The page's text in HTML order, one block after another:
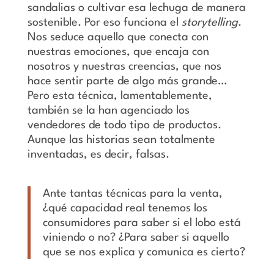
sandalias o cultivar esa lechuga de manera
sostenible. Por eso funciona el storytelling.
Nos seduce aquello que conecta con
nuestras emociones, que encaja con
nosotros y nuestras creencias, que nos
hace sentir parte de algo más grande…
Pero esta técnica, lamentablemente,
también se la han agenciado los
vendedores de todo tipo de productos.
Aunque las historias sean totalmente
inventadas, es decir, falsas.
Ante tantas técnicas para la venta,
¿qué capacidad real tenemos los
consumidores para saber si el lobo está
viniendo o no? ¿Para saber si aquello
que se nos explica y comunica es cierto?